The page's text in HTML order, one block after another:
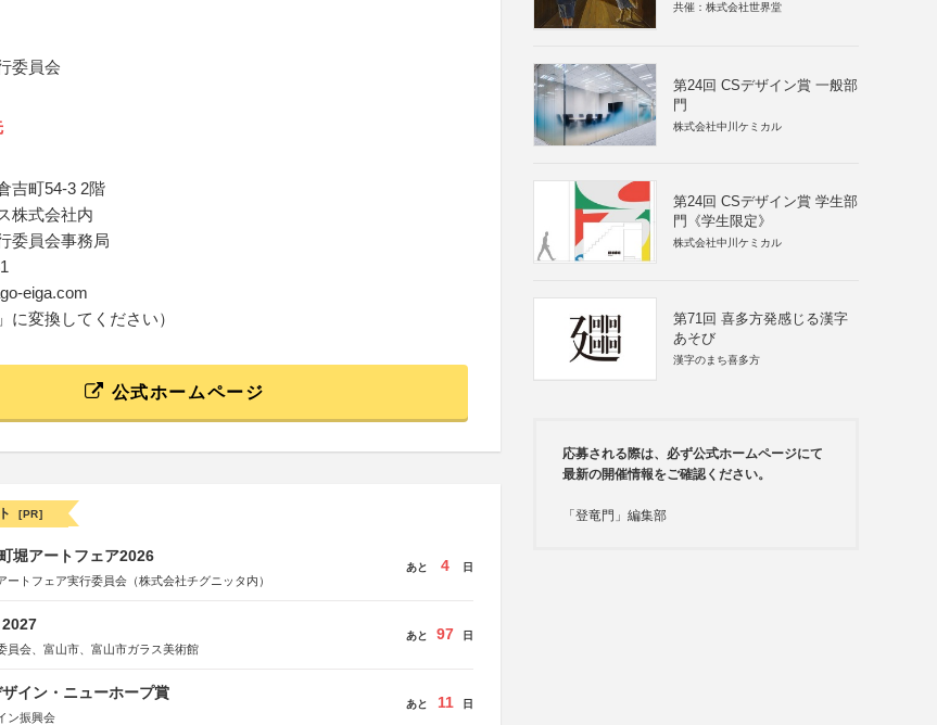
委員会
吉町54-3 2階
株式会社内
委員会事務局
eiga.com
に変換してください）
公式ホームページ
[PR]
堀アートフェア2026
ートフェア実行委員会（株式会社チグニッタ内）
あと 4 日
員会、富山市、富山市ガラス美術館
あと 97 日
イン・ニューホープ賞
ン振興会
あと 11 日
共催：株式会社世界堂
第24回 CSデザイン賞 一般部
門
株式会社中川ケミカル
第24回 CSデザイン賞 学生部
門《学生限定》
株式会社中川ケミカル
第71回 喜多方発感じる漢字
あそび
漢字のまち喜多方
応募される際は、必ず公式ホームページにて
最新の開催情報をご確認ください。
「登竜門」編集部